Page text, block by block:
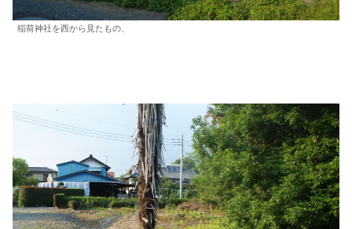
稲荷神社を西から見たもの、